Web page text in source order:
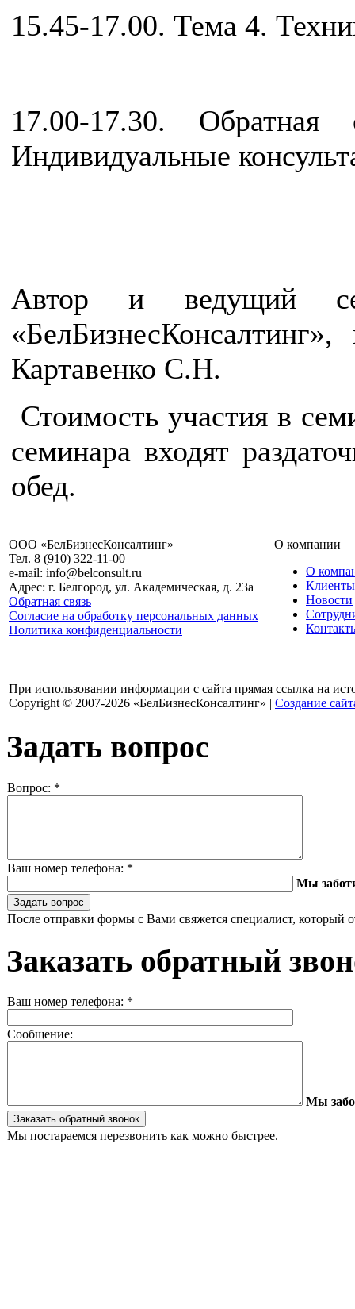
15.45-17.00. Тема 4.
17.00-17.30.
Индивидуальные
Автор и ведущий
Картавенко С.Н.
Стоимость участия в
семинара входят
обед.
ООО «БелБизнесКонсалтинг»
Тел. 8 (910) 322-11-00
e-mail: info@belconsult.ru
Адрес: г. Белгород, ул. Академическая, д. 23а
Обратная связь
Согласие на обработку персональных данных
Политика конфиденциальности
О компании
О
Клиенты
Новости
При использовании информации с сайта прямая ссылка на
Copyright © 2007-2026 «БелБизнесКонсалтинг» | Создание
Задать вопрос
Вопрос: *
Ваш номер телефона: *
Мы
После отправки формы с Вами свяжется специалист, который
Заказать обратный
Ваш номер телефона: *
Сообщение:
Мы
Мы постараемся перезвонить как можно быстрее.